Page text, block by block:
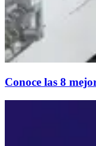
Conoce las 8